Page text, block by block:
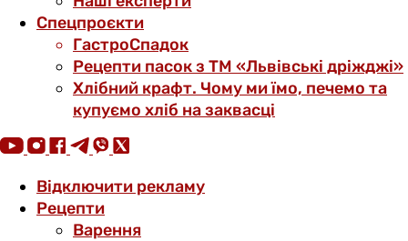
Спецпроєкти
ГастроСпадок
Рецепти пасок з ТМ «Львівські дріжджі»
Хлібний крафт. Чому ми їмо, печемо та
купуємо хліб на заквасці
Відключити рекламу
Рецепти
Варення